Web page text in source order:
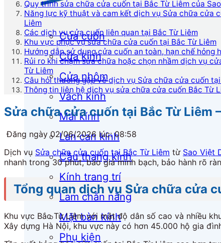
Cửa cuốn
Cửa kính
Cửa nhôm
Vách kính
Mái kính
Lan can kính
Cầu thang kính
Kính trang trí
Lam chắn nắng
Mặt bàn kính
Phụ kiện
Quy trình sửa chữa cửa cuốn tại Bắc Từ Liêm của
Năng lực kỹ thuật và cam kết dịch vụ Sửa chữa cửa
Liêm
Các dịch vụ cửa cuốn liên quan tại Bắc Từ Liêm
Khu vực phục vụ sửa chữa cửa cuốn tại Bắc Từ Liêm
Hướng dẫn sử dụng cửa cuốn an toàn, hạn chế hỏng
Rủi ro khi chậm sửa chữa hoặc chọn nhầm dịch vụ
Từ Liêm
Câu hỏi thường gặp về dịch vụ Sửa chữa cửa cuốn
Thông tin liên hệ dịch vụ sửa chữa cửa cuốn Bắc Từ
Sửa chữa cửa cuốn tại Bắc Từ Liêm
Đăng ngày 02/06/2026 lúc: 08:58
Dịch vụ Sửa chữa cửa cuốn tại Bắc Từ Liêm từ Sao Việt
nhanh trong 30 phút, báo giá minh bạch, bảo hành rõ
Tổng quan dịch vụ Sửa chữa cửa
Khu vực Bắc Từ Liêm với mật độ dân số cao và nhiều
Xây dựng Hà Nội, khu vực này có hơn 45.000 hộ gia